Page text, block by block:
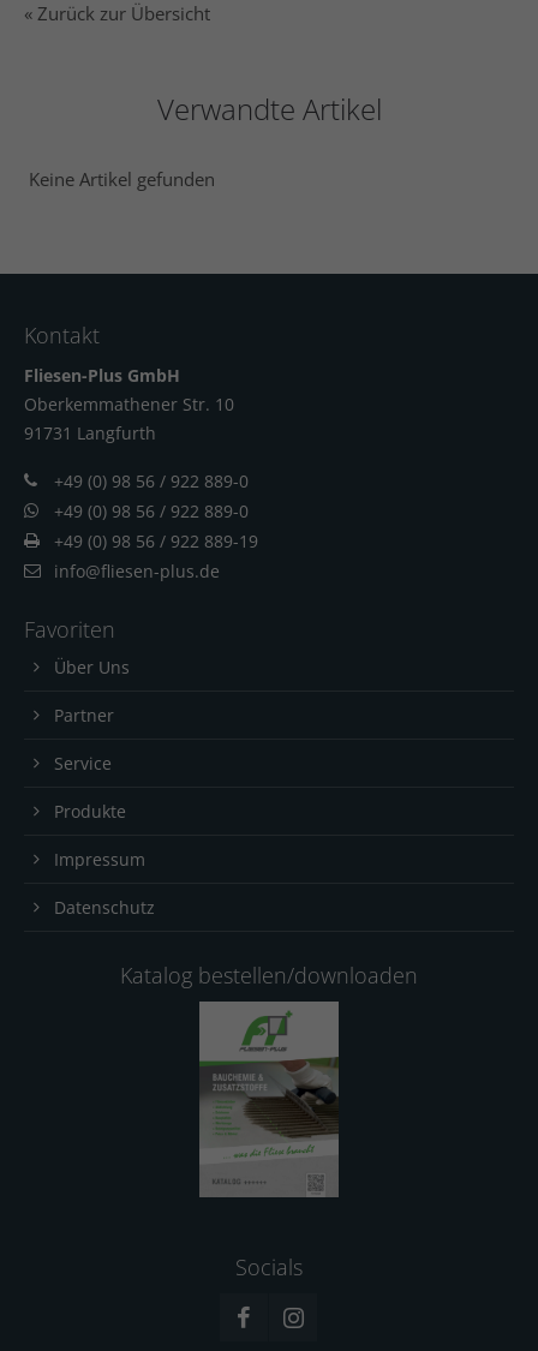
« Zurück zur Übersicht
Verwandte Artikel
Keine Artikel gefunden
Kontakt
Fliesen-Plus GmbH
Oberkemmathener Str. 10
91731 Langfurth
+49 (0) 98 56 / 922 889-0
+49 (0) 98 56 / 922 889-0
+49 (0) 98 56 / 922 889-19
info@fliesen-plus.de
Favoriten
Über Uns
Partner
Service
Produkte
Impressum
Datenschutz
Katalog bestellen/downloaden
Socials